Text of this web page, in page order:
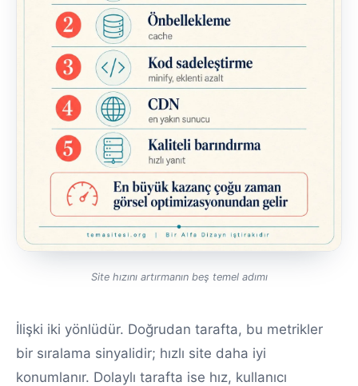
Site hızını artırmanın beş temel adımı
İlişki iki yönlüdür. Doğrudan tarafta, bu metrikler
bir sıralama sinyalidir; hızlı site daha iyi
konumlanır. Dolaylı tarafta ise hız, kullanıcı